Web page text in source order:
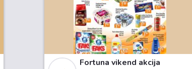
Fortuna vikend akcija